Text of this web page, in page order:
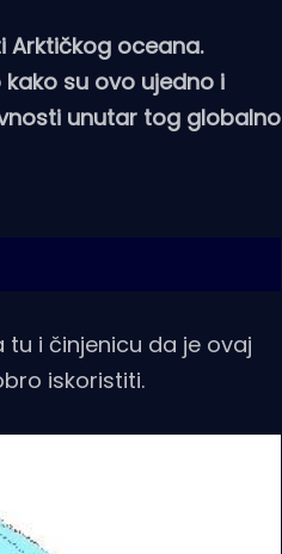
Arktičkog oceana.
su ovo ujedno i
unutar tog globalno
i činjenicu da je ovaj
iskoristiti.